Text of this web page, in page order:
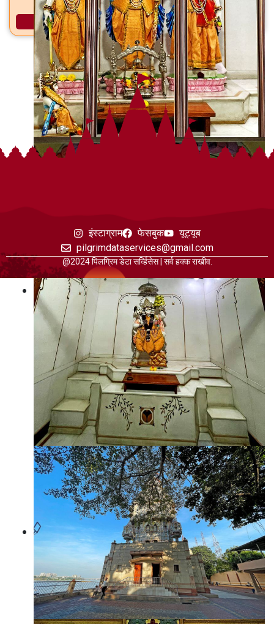
अधिक माहिती
इंस्टाग्राम फेसबुक
यूट्यूब
pilgrimdataservices@gmail.com
@2024 पिलग्रिम डेटा सर्व्हिसेस | सर्व हक्क राखीव.